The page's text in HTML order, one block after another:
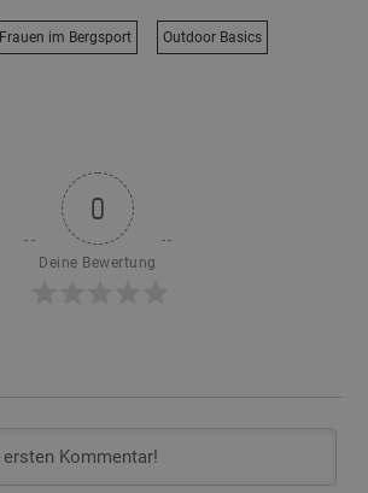
Frauen im Bergsport Outdoor Basics
0
Deine Bewertung